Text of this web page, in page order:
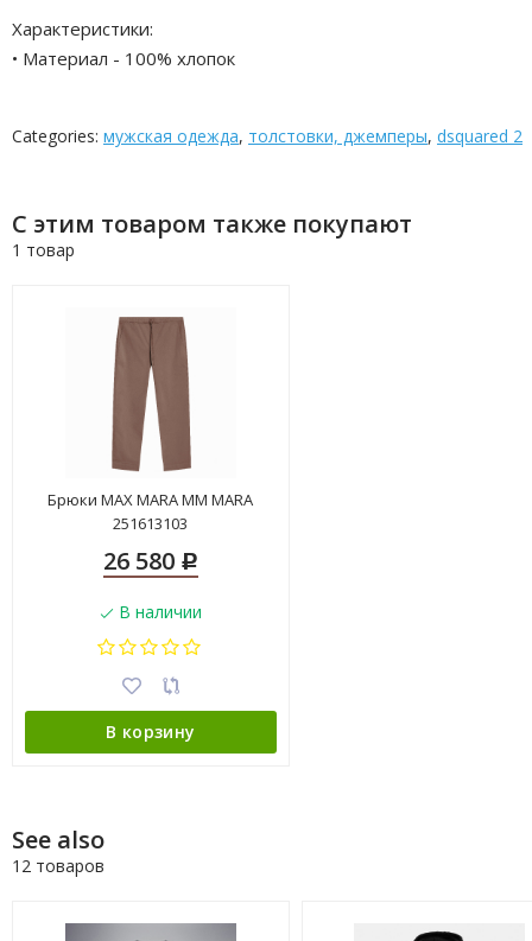
Характеристики:
• Материал - 100% хлопок
Categories: мужская одежда, толстовки, джемперы, dsquared 2
С этим товаром также покупают
1 товар
Брюки MAX MARA MM MARA
251613103
26 580 Р
В наличии
В корзину
See also
12 товаров